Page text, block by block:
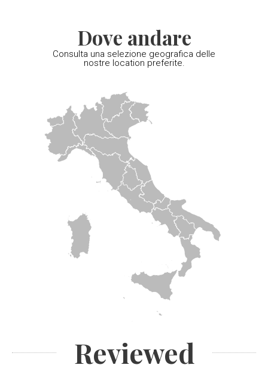
Dove andare
Consulta una selezione geografica delle
nostre location preferite.
Reviewed